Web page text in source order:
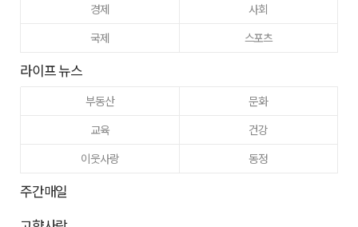
경제
사회
국제
스포츠
라이프 뉴스
부동산
문화
교육
건강
이웃사랑
동정
주간매일